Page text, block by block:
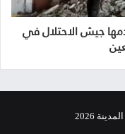
جيش الاحتلال في
2026